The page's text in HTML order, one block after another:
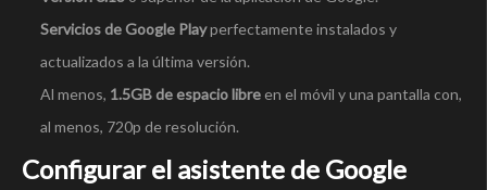
Servicios de Google Playperfectamente instalados y
actualizados a la última versión.
Al menos, 1.5GB de espacio libreen el móvil y una pantalla con,
al menos, 720p de resolución.
Configurar el asistente de Google